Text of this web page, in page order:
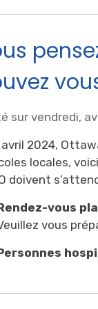
sur vendredi,
avril 2024,
locales,
doivent
vous
vous